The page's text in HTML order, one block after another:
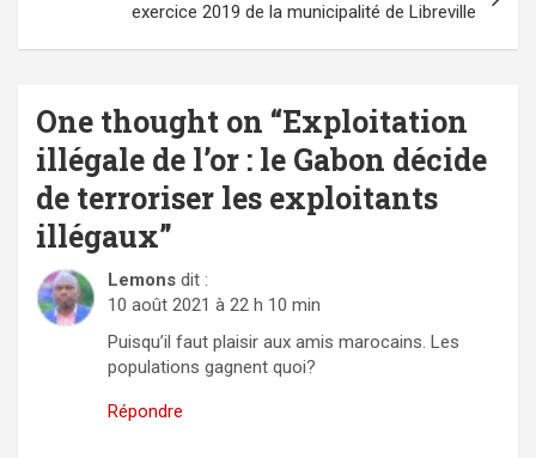
exercice 2019 de la municipalité de Libreville
One thought on “Exploitation
illégale de l’or : le Gabon décide
de terroriser les exploitants
illégaux”
Lemons dit :
10 août 2021 à 22 h 10 min
Puisqu’il faut plaisir aux amis marocains. Les
populations gagnent quoi?
Répondre